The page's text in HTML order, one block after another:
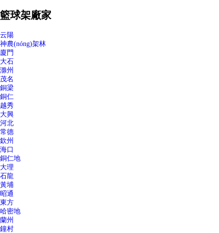
籃球架廠家
云陽
神農(nóng)架林
廈門
大石
滁州
茂名
銅梁
銅仁
越秀
大興
河北
常德
欽州
海口
銅仁地
大理
石龍
黃埔
昭通
東方
哈密地
蘭州
鐘村